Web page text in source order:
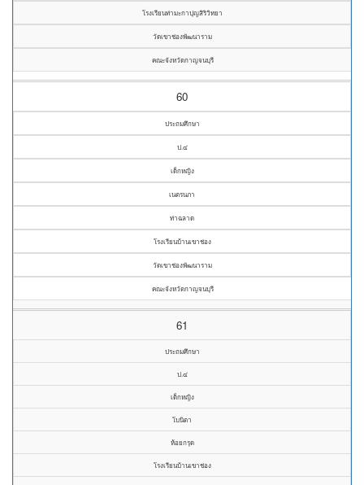
โรงเรียนท่ามะกาปุญสิริวิทยา
วัดเขาช่องพัฒนาราม
คณะจังหวัดกาญจนบุรี
60
ประถมศึกษา
ป.๔
เด็กหญิง
เนตรนภา
ท่าฉลาด
โรงเรียนบ้านเขาช่อง
วัดเขาช่องพัฒนาราม
คณะจังหวัดกาญจนบุรี
61
ประถมศึกษา
ป.๔
เด็กหญิง
โบนิตา
ห้อยกรุด
โรงเรียนบ้านเขาช่อง